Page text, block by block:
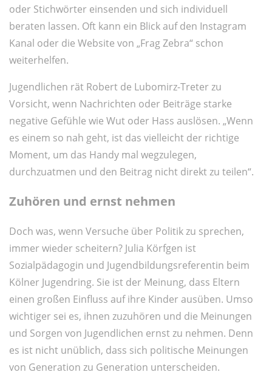
oder Stichwörter einsenden und sich individuell
beraten lassen. Oft kann ein Blick auf den Instagram
Kanal oder die Website von „Frag Zebra“ schon
weiterhelfen.
Jugendlichen rät Robert de Lubomirz-Treter zu
Vorsicht, wenn Nachrichten oder Beiträge starke
negative Gefühle wie Wut oder Hass auslösen. „Wenn
es einem so nah geht, ist das vielleicht der richtige
Moment, um das Handy mal wegzulegen,
durchzuatmen und den Beitrag nicht direkt zu teilen“.
Zuhören und ernst nehmen
Doch was, wenn Versuche über Politik zu sprechen,
immer wieder scheitern? Julia Körfgen ist
Sozialpädagogin und Jugendbildungsreferentin beim
Kölner Jugendring. Sie ist der Meinung, dass Eltern
einen großen Einfluss auf ihre Kinder ausüben. Umso
wichtiger sei es, ihnen zuzuhören und die Meinungen
und Sorgen von Jugendlichen ernst zu nehmen. Denn
es ist nicht unüblich, dass sich politische Meinungen
von Generation zu Generation unterscheiden.